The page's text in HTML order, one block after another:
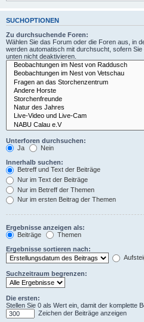
SUCHOPTIONEN
Zu durchsuchende Foren:
Wählen Sie das Forum oder die Foren aus, in
werden automatisch mit durchsucht, sofern
unten nicht deaktivieren.
Unterforen durchsuchen:
Ja
Nein
Innerhalb suchen:
Betreff und Text der Beiträge
Nur im Text der Beiträge
Nur im Betreff der Themen
Nur im ersten Beitrag der Themen
Ergebnisse anzeigen als:
Beiträge
Themen
Ergebnisse sortieren nach:
Suchzeitraum begrenzen:
Die ersten:
Stellen Sie 0 als Wert ein, damit der komplette
Zeichen der Beiträge anzeigen